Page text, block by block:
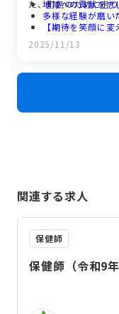
た、町民のために走
地域への貢献を志
多様な経験が磨い
【期待を笑顔に
【風通しの良い
未来の仲間へのメ
2025/11/13
関連する求人
保健師
保健師（令和9